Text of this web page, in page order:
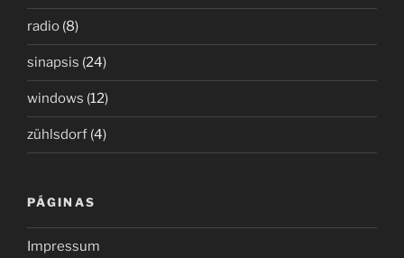
radio (8)
sinapsis (24)
windows (12)
zühlsdorf (4)
PÁGINAS
Impressum